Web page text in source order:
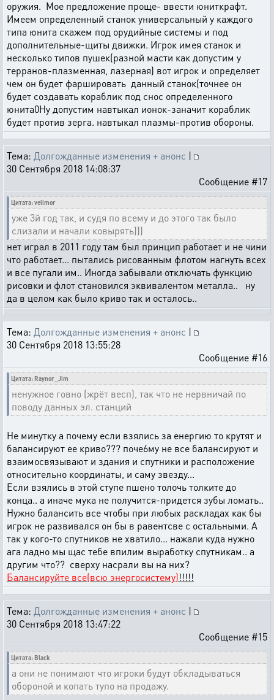
оружия. Мое предложение проще- ввести юниткрафт.
Имеем определенный станок универсальный у каждого
типа юнита скажем под орудийные системы и под
дополнительные-щиты движки. Игрок имея станок и
несколько типов пушек(разной масти как допустим у
терранов-плазменная, лазерная) вот игрок и определяет
чем он будет фаршировать данный станок(точнее он
будет создавать кораблик под снос определенного
юнита0Ну допустим навтыкал ионок-заначит кораблик
будет против зерга. навтыкал плазмы-против обороны.
Тема: Долгожданные изменения + анонс |
30 Сентября 2018 14:08:37
Сообщение #17
Цитата: velimor
уже 3й год так, и судя по всему и до этого так было
слизали и начали ковырять)))
нет играл в 2011 году там был принцип работает и не чини
что работает... пытались рисованным флотом нагнуть всех
и все пугали им.. Иногда забывали отключать функцию
рисовки и флот становился эквивалентом металла.. ну
да в целом как было криво так и осталось..
Тема: Долгожданные изменения + анонс |
30 Сентября 2018 13:55:28
Сообщение #16
Цитата: Raynor_Jim
ненужное говно (жрёт весп), так что не нервничай по
поводу данных эл. станций
Не минутку а почему если взялись за енергию то крутят и
балансируют ее криво??? поче6му не все балансируют и
взаимосвязывают и здания и спутники и расположение
относительно координаты, и саму звезду...
Если взялись в этой ступе пшено толочь толките до
конца.. а иначе мука не получится-придется зубы ломать..
Нужно балансить все чтобы при любых раскладах как бы
игрок не развивался он бы в равентсве с остальными. А
так у кого-то спутников не хватило... нажали куда нужно
ага ладно мы щас тебе впилим выработку спутникам.. а
другим что?? сверху насрали вы на них?
Балансируйте все(всю энергосистему)!!!!!
Тема: Долгожданные изменения + анонс |
30 Сентября 2018 13:47:22
Сообщение #15
Цитата: Black
а они не понимают что игроки будут обкладываться
обороной и копать тупо на продажу.